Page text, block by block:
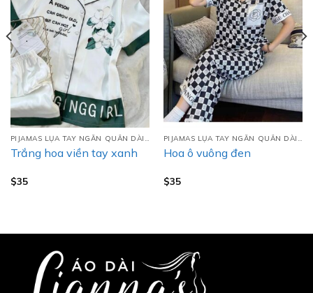
PIJAMAS LỤA TAY NGẮN QUẦN DÀI (TNQD)
Trắng hoa viền tay xanh
$35
PIJAMAS LỤA TAY NGẮN QUẦN DÀI (TNQD)
Hoa ô vuông đen
$35